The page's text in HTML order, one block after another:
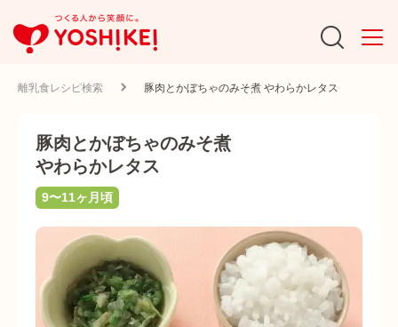
離乳食レシピ検索 豚肉とかぼちゃのみそ煮 やわらかレタス
豚肉とかぼちゃのみそ煮
やわらかレタス
9〜11ヶ月頃